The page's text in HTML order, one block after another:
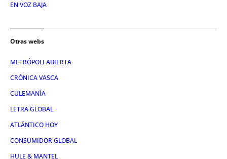
EN VOZ BAJA
Otras webs
METRÓPOLI ABIERTA
CRÓNICA VASCA
CULEMANÍA
LETRA GLOBAL
ATLÁNTICO HOY
CONSUMIDOR GLOBAL
HULE & MANTEL